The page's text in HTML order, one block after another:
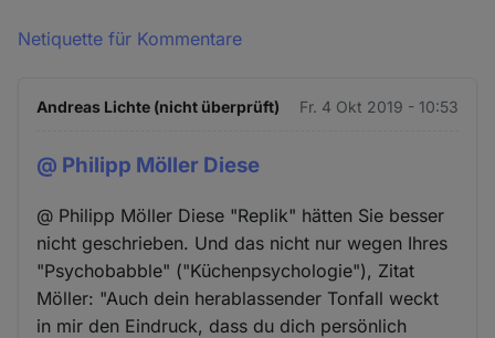
Netiquette für Kommentare
Andreas Lichte (nicht überprüft) Fr. 4 Okt 2019 - 10:53
@ Philipp Möller Diese
@ Philipp Möller Diese "Replik" hätten Sie besser
nicht geschrieben. Und das nicht nur wegen Ihres
"Psychobabble" ("Küchenpsychologie"), Zitat
Möller: "Auch dein herablassender Tonfall weckt
in mir den Eindruck, dass du dich persönlich